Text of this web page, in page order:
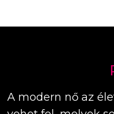
A modern nő az